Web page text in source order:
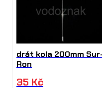
drát kola 200mm Sur-
Ron
35 Kč